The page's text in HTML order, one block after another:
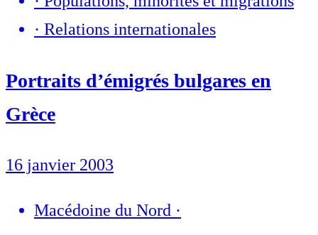
· Relations internationales
Portraits d’émigrés bulgares en
Grèce
16 janvier 2003
Macédoine du Nord ·